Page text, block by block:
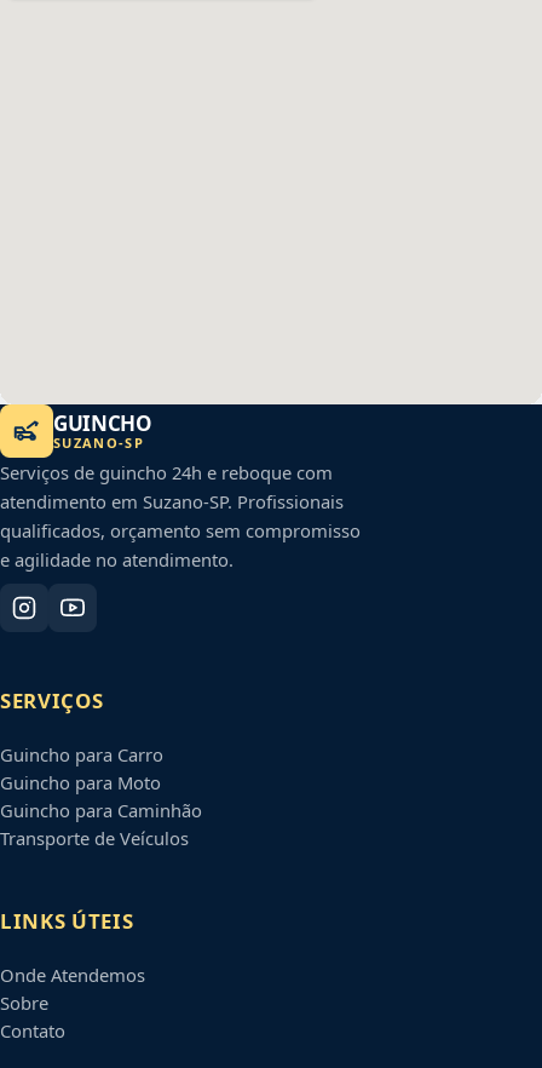
GUINCHO
SUZANO-SP
Serviços de guincho 24h e reboque com
atendimento em Suzano-SP. Profissionais
qualificados, orçamento sem compromisso
e agilidade no atendimento.
SERVIÇOS
Guincho para Carro
Guincho para Moto
Guincho para Caminhão
Transporte de Veículos
LINKS ÚTEIS
Onde Atendemos
Sobre
Contato